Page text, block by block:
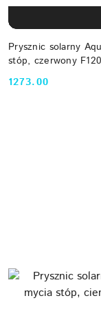
Prysznic solarny
stóp, czerwony
Cena:
1273.00